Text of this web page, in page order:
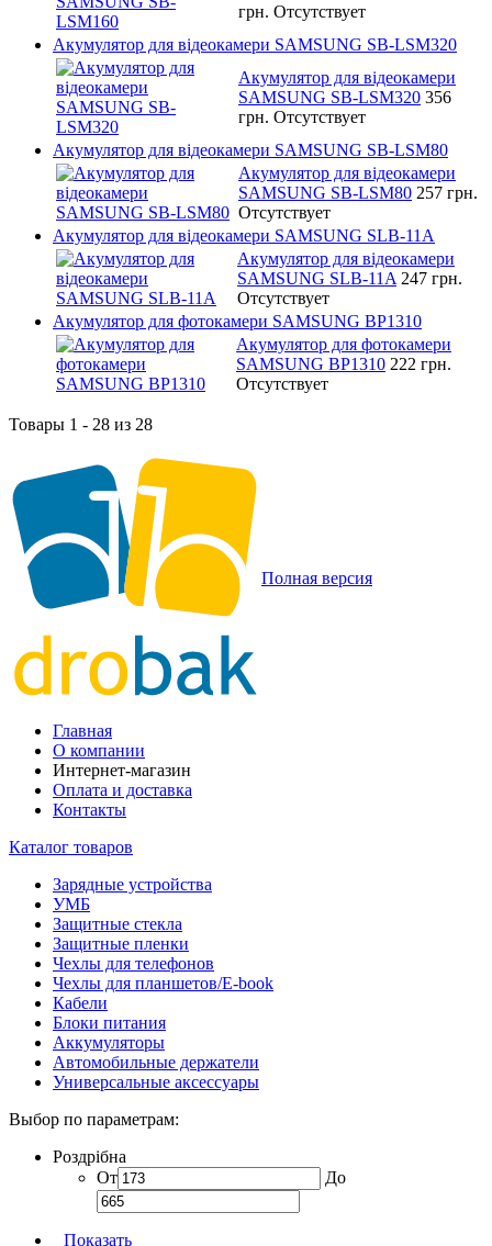
грн. Отсутствует
Акумулятор для відеокамери SAMSUNG SB-LSM320
Акумулятор для відеокамери
SAMSUNG SB-LSM320 356
грн. Отсутствует
Акумулятор для відеокамери SAMSUNG SB-LSM80
Акумулятор для відеокамери
SAMSUNG SB-LSM80 257 грн.
Отсутствует
Акумулятор для відеокамери SAMSUNG SLB-11A
Акумулятор для відеокамери
SAMSUNG SLB-11A 247 грн.
Отсутствует
Акумулятор для фотокамери SAMSUNG BP1310
Акумулятор для фотокамери
SAMSUNG BP1310 222 грн.
Отсутствует
Товары 1 - 28 из 28
Полная версия
Главная
О компании
Интернет-магазин
Оплата и доставка
Контакты
Каталог товаров
Зарядные устройства
УМБ
Защитные стекла
Защитные пленки
Чехлы для телефонов
Чехлы для планшетов/E-book
Кабели
Блоки питания
Аккумуляторы
Автомобильные держатели
Универсальные аксессуары
Выбор по параметрам:
Роздрібна
От
До
Показать